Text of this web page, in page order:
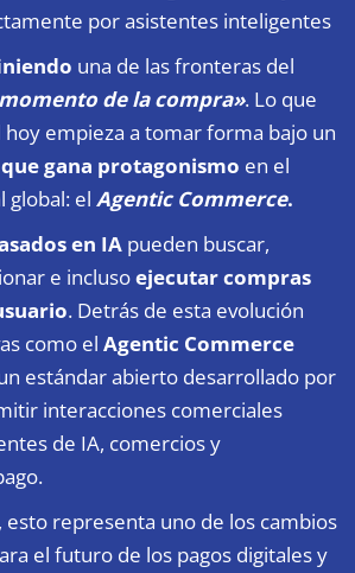
por asistentes inteligentes
una de las fronteras del
de la compra». Lo que
empieza a tomar forma bajo un
gana protagonismo en el
global: el Agentic Commerce.
en IA pueden buscar,
e inclusoejecutar compras
. Detrás de esta evolución
como el Agentic Commerce
estándar abierto desarrollado por
interacciones comerciales
de IA, comercios y
esto representa uno de los cambios
el futuro de los pagos digitales y